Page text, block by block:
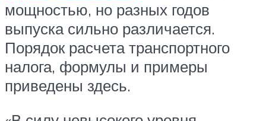
мощностью, но разных годов
выпуска сильно различается.
Порядок расчета транспортного
налога, формулы и примеры
приведены здесь.